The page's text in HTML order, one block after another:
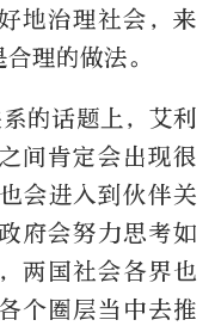
地治理社会，来
理的做法。
的话题上，艾利
间肯定会出现很
会进入到伙伴关
府会努力思考如
两国社会各界也
个圈层当中去推